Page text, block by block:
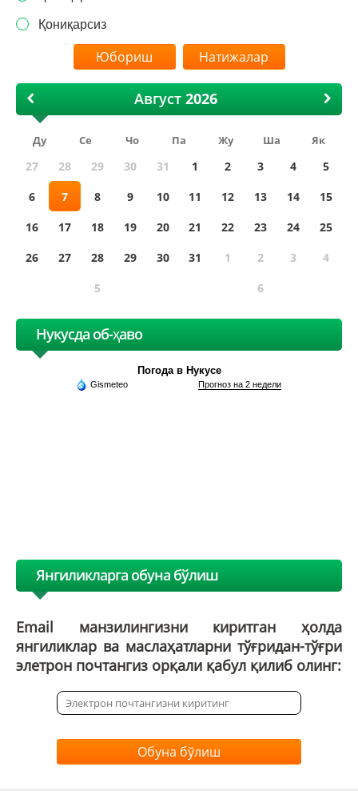
Қониқарсиз
Натижалар
Август
Ду Се Чо Па Жу Ша Як
27 28 29 30 31 1 2 3 4
5
6
7 8 9 10 11 12 13 14
15
16
17 18 19 20 21 22 23 24
25
26
27 28 29 30 31 1 2 3
4
5
6
Нукусда об-ҳаво
Погода в Нукусе
Gismeteo Прогноз на 2 недели
Янгиликларга обуна бўлиш
Email манзилингизни киритган ҳолда
янгиликлар ва маслаҳатларни тўғридан-тўғри
элетрон почтангиз орқали қабул қилиб олинг:
Обуна бўлиш